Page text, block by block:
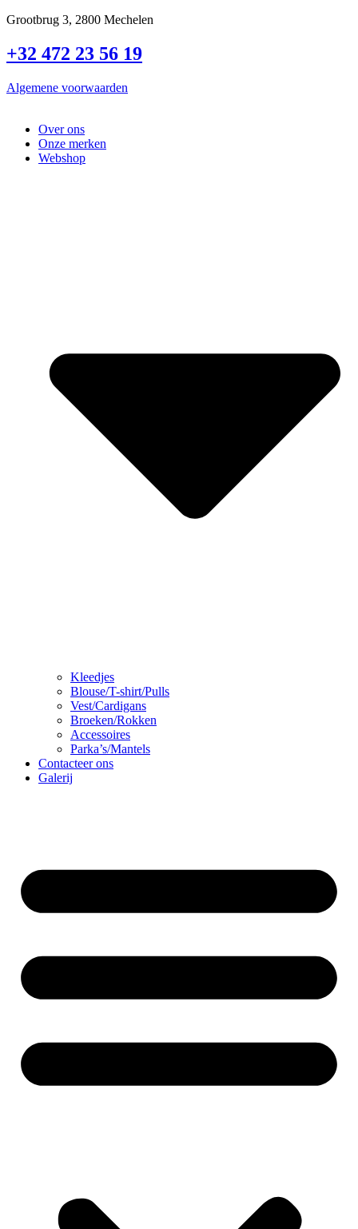
Spring
de
inhoud
Grootbrug 3, 2800 Mechelen
+32 472 23 56 19
Algemene voorwaarden
Over ons
Onze merken
Webshop
Kleedjes
Blouse/T-shirt/Pulls
Vest/Cardigans
Broeken/Rokken
Accessoires
Parka’s/Mantels
Contacteer ons
Galerij